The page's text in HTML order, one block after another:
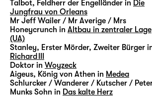
Talbot, Feldherr der Engelländer in Die
Jungfrau von Orleans
Mr Jeff Wailer / Mr Averige / Mrs
Honeycrunch in Altbau in zentraler Lage
(UA)
Stanley, Erster Mörder, Zweiter Bürger
Richard III
Doktor in Woyzeck
Aigeus, König von Athen in Medea
Schlurcker / Wanderer / Kutscher /
Munks Sohn in Das kalte Herz